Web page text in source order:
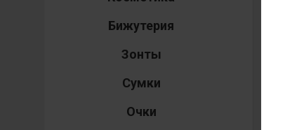
Бижутерия
Зонты
Сумки
Очки